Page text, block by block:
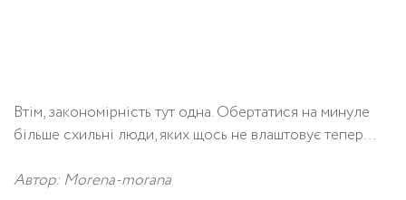
Втім, закономірність тут одна. Обертатися на минуле
більше схильні люди, яких щось не влаштовує тепер…
Автор: Morena-morana